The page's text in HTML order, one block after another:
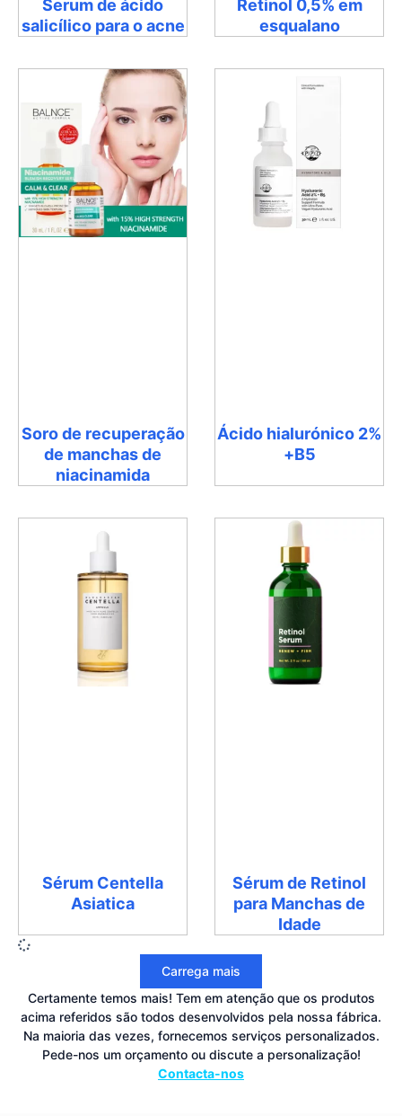
Serum de ácido
salicílico para o acne
Retinol 0,5% em
esqualano
Soro de recuperação
de manchas de
niacinamida
Ácido hialurónico 2%
+B5
Sérum Centella
Asiatica
Sérum de Retinol
para Manchas de
Idade
Carrega mais
Certamente temos mais! Tem em atenção que os produtos
acima referidos são todos desenvolvidos pela nossa fábrica.
Na maioria das vezes, fornecemos serviços personalizados.
Pede-nos um orçamento ou discute a personalização!
Contacta-nos